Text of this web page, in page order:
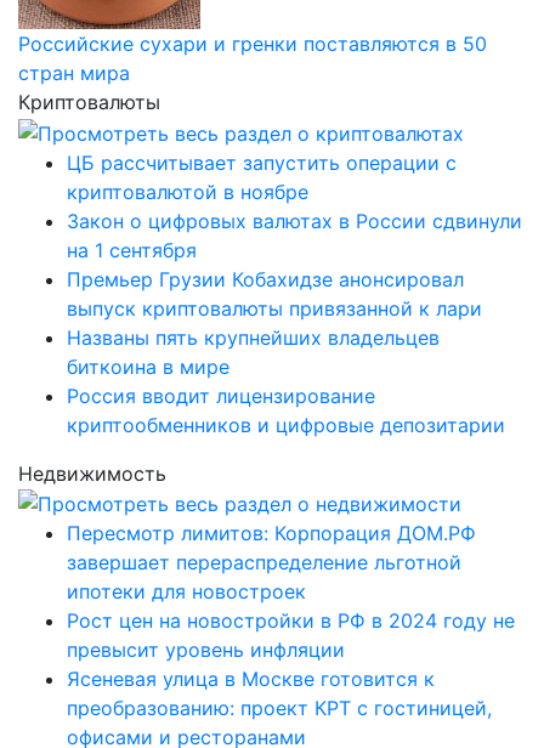
Российские сухари и гренки поставляются в 50
стран мира
Криптовалюты
ЦБ рассчитывает запустить операции с
криптовалютой в ноябре
Закон о цифровых валютах в России сдвинули
на 1 сентября
Премьер Грузии Кобахидзе анонсировал
выпуск криптовалюты привязанной к лари
Названы пять крупнейших владельцев
биткоина в мире
Россия вводит лицензирование
криптообменников и цифровые депозитарии
Недвижимость
Пересмотр лимитов: Корпорация ДОМ.РФ
завершает перераспределение льготной
ипотеки для новостроек
Рост цен на новостройки в РФ в 2024 году не
превысит уровень инфляции
Ясеневая улица в Москве готовится к
преобразованию: проект КРТ с гостиницей,
офисами и ресторанами